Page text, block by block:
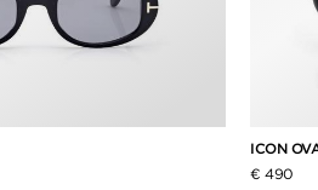
ICON
€ 490